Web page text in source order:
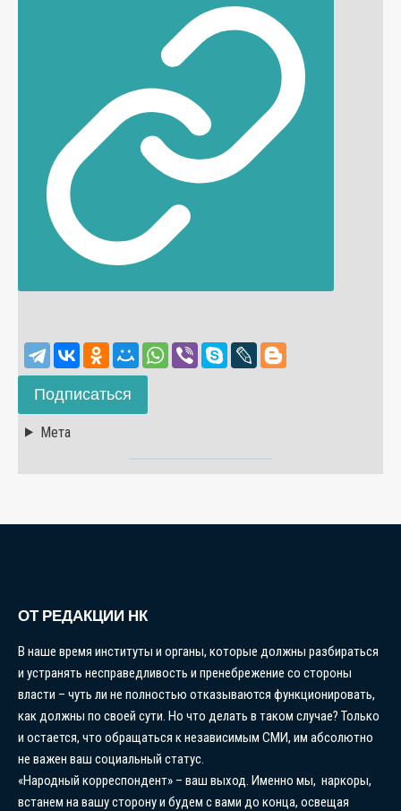
Подписаться
Мета
ОТ РЕДАКЦИИ НК
В наше время институты и органы, которые должны разбираться
и устранять несправедливость и пренебрежение со стороны
власти – чуть ли не полностью отказываются функционировать,
как должны по своей сути. Но что делать в таком случае? Только
и остается, что обращаться к независимым СМИ, им абсолютно
не важен ваш социальный статус.
«Народный корреспондент» – ваш выход. Именно мы, наркоры,
встанем на вашу сторону и будем с вами до конца, освещая